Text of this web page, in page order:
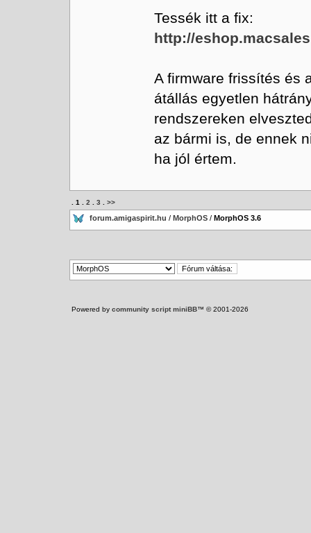
Tessék itt a fix:
http://
A firmware frissítés és
átállás egyetlen
rendszereken
az bármi is, de ennek
ha jól értem.
1 2 3 >>
forum.amigaspirit.hu / MorphOS / MorphOS 3.6
Powered by community script miniBB™ © 2001-2026